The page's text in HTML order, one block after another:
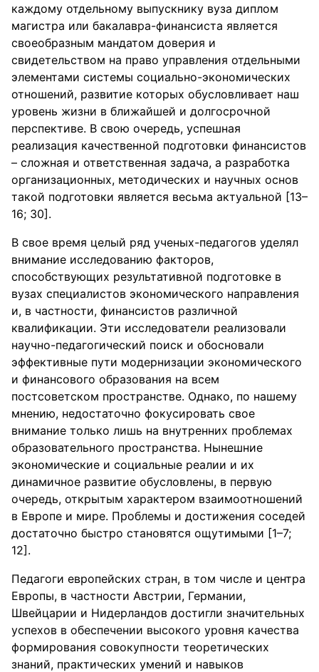
каждому отдельному выпускнику вуза диплом
магистра или бакалавра-финансиста является
своеобразным мандатом доверия и
свидетельством на право управления отдельными
элементами системы социально-экономических
отношений, развитие которых обусловливает наш
уровень жизни в ближайшей и долгосрочной
перспективе. В свою очередь, успешная
реализация качественной подготовки финансистов
– сложная и ответственная задача, а разработка
организационных, методических и научных основ
такой подготовки является весьма актуальной [13–
16; 30].
В свое время целый ряд ученых-педагогов уделял
внимание исследованию факторов,
способствующих результативной подготовке в
вузах специалистов экономического направления
и, в частности, финансистов различной
квалификации. Эти исследователи реализовали
научно-педагогический поиск и обосновали
эффективные пути модернизации экономического
и финансового образования на всем
постсоветском пространстве. Однако, по нашему
мнению, недостаточно фокусировать свое
внимание только лишь на внутренних проблемах
образовательного пространства. Нынешние
экономические и социальные реалии и их
динамичное развитие обусловлены, в первую
очередь, открытым характером взаимоотношений
в Европе и мире. Проблемы и достижения соседей
достаточно быстро становятся ощутимыми [1–7;
12].
Педагоги европейских стран, в том числе и центра
Европы, в частности Австрии, Германии,
Швейцарии и Нидерландов достигли значительных
успехов в обеспечении высокого уровня качества
формирования совокупности теоретических
знаний, практических умений и навыков